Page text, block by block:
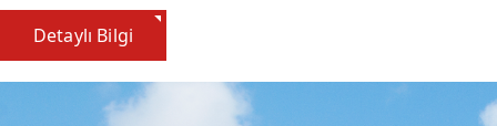
Detaylı Bilgi